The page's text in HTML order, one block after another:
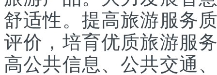
舒适性。提高旅游服务
评价，培育优质旅游服
高公共信息、公共交通